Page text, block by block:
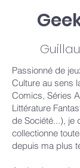
Passionné de
Culture au sens
Comics, Séries
Littérature
de Société...), je
collectionne
depuis ma plus